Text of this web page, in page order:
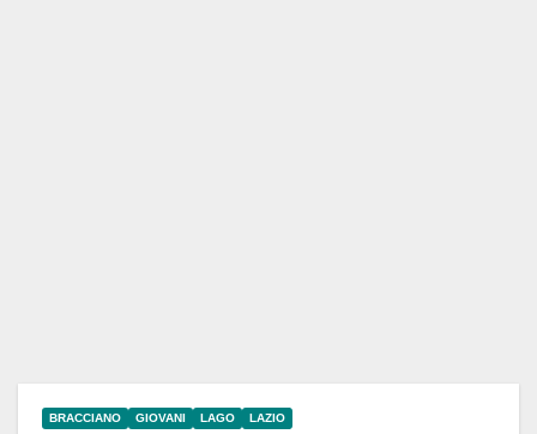
BRACCIANO GIOVANI LAGO LAZIO